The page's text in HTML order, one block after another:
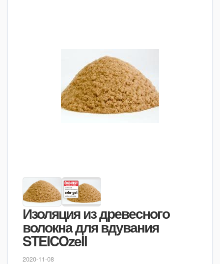
Изоляция из древесного
волокна для вдувания
STEICOzell
2020-11-08